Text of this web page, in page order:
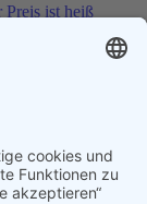
ist heiß
Absolute Rarität
Dein
bis 3.5
Playbacks –